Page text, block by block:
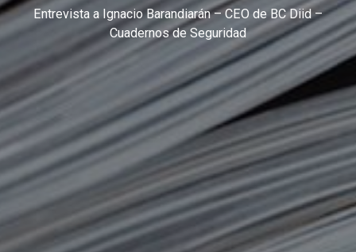
Entrevista a Ignacio Barandiarán – CEO de BC Diid –
Cuadernos de Seguridad